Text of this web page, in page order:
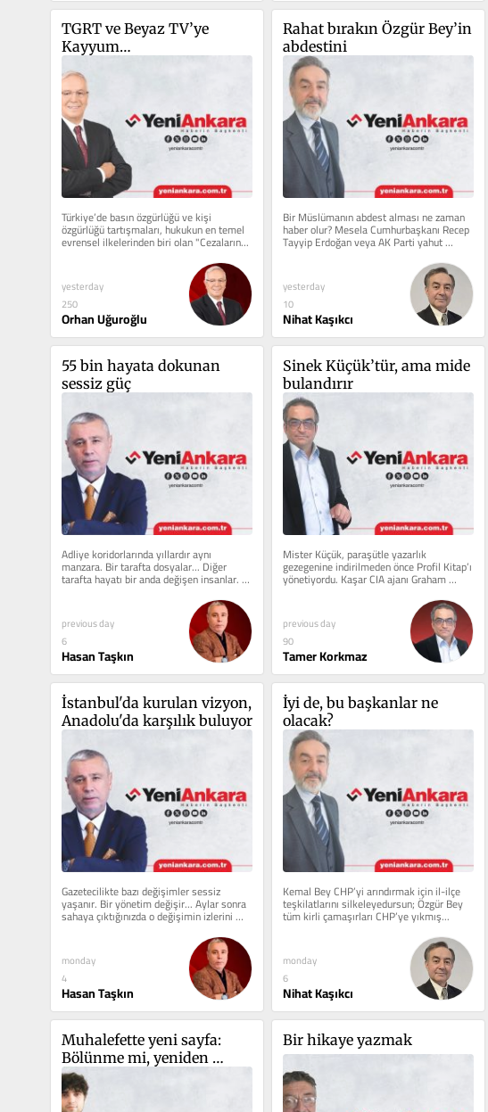
TGRT ve Beyaz TV’ye
Kayyum…
Türkiye’de basın özgürlüğü ve kişi
özgürlüğü tartışmaları, hukukun en temel
evrensel ilkelerinden biri olan "Cezaların...
yesterday
250
Orhan Uğuroğlu
Rahat bırakın Özgür Bey’in
abdestini
Bir Müslümanın abdest alması ne zaman
haber olur? Mesela Cumhurbaşkanı Recep
Tayyip Erdoğan veya AK Parti yahut
MHP’nin üst düzey bir...
yesterday
10
Nihat Kaşıkcı
55 bin hayata dokunan
sessiz güç
Adliye koridorlarında yıllardır aynı
manzara. Bir tarafta dosyalar... Diğer
tarafta hayatı bir anda değişen insanlar.
Kimi trafik kazasında...
previous day
6
Hasan Taşkın
Sinek Küçük’tür, ama mide
bulandırır
Mister Küçük, paraşütle yazarlık
gezegenine indirilmeden önce Profil Kitap’ı
yönetiyordu. Kaşar CIA ajanı Graham
Fuller’ın...
previous day
90
Tamer Korkmaz
İstanbul'da kurulan vizyon,
Anadolu'da karşılık buluyor
Gazetecilikte bazı değişimler sessiz
yaşanır. Bir yönetim değişir... Aylar sonra
sahaya çıktığınızda o değişimin izlerini
görmeye...
monday
4
Hasan Taşkın
İyi de, bu başkanlar ne
olacak?
Kemal Bey CHP’yi arındırmak için il-ilçe
teşkilatlarını silkeleyedursun; Özgür Bey
tüm kirli çamaşırları CHP’ye yıkmış...
monday
6
Nihat Kaşıkcı
Muhalefette yeni sayfa:
Bölünme mi, yeniden
yapılanma mı?
Bir hikaye yazmak